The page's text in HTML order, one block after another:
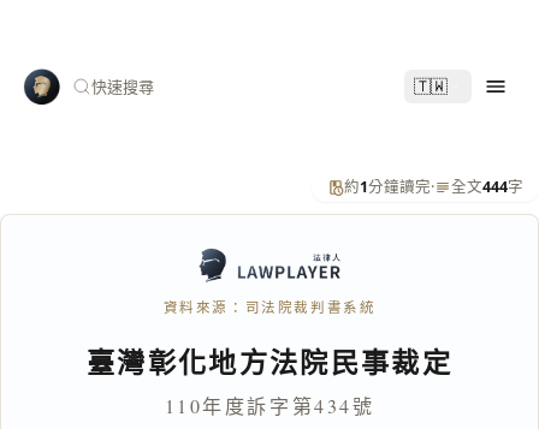
快速搜尋 🇹🇼
約1分鐘讀完· 全文444字
資料來源：司法院裁判書系統
臺灣彰化地方法院民事裁定
110年度訴字第434號